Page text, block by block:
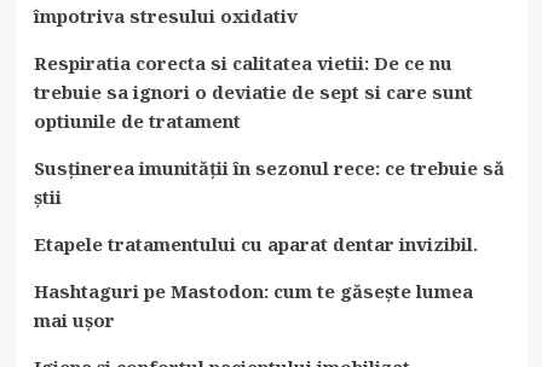
împotriva stresului oxidativ
Respiratia corecta si calitatea vietii: De ce nu
trebuie sa ignori o deviatie de sept si care sunt
optiunile de tratament
Susținerea imunității în sezonul rece: ce trebuie să
știi
Etapele tratamentului cu aparat dentar invizibil.
Hashtaguri pe Mastodon: cum te găsește lumea
mai ușor